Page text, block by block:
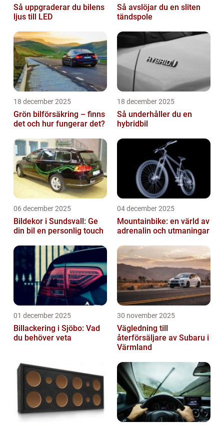
Så uppgraderar du bilens
ljus till LED
Så avslöjar du en sliten
tändspole
18 december 2025
Grön bilförsäkring – finns
det och hur fungerar det?
18 december 2025
Så underhåller du en
hybridbil
06 december 2025
Bildekor i Sundsvall: Ge
din bil en personlig touch
04 december 2025
Mountainbike: en värld av
adrenalin och utmaningar
01 december 2025
Billackering i Sjöbo: Vad
du behöver veta
30 november 2025
Vägledning till
återförsäljare av Subaru i
Värmland